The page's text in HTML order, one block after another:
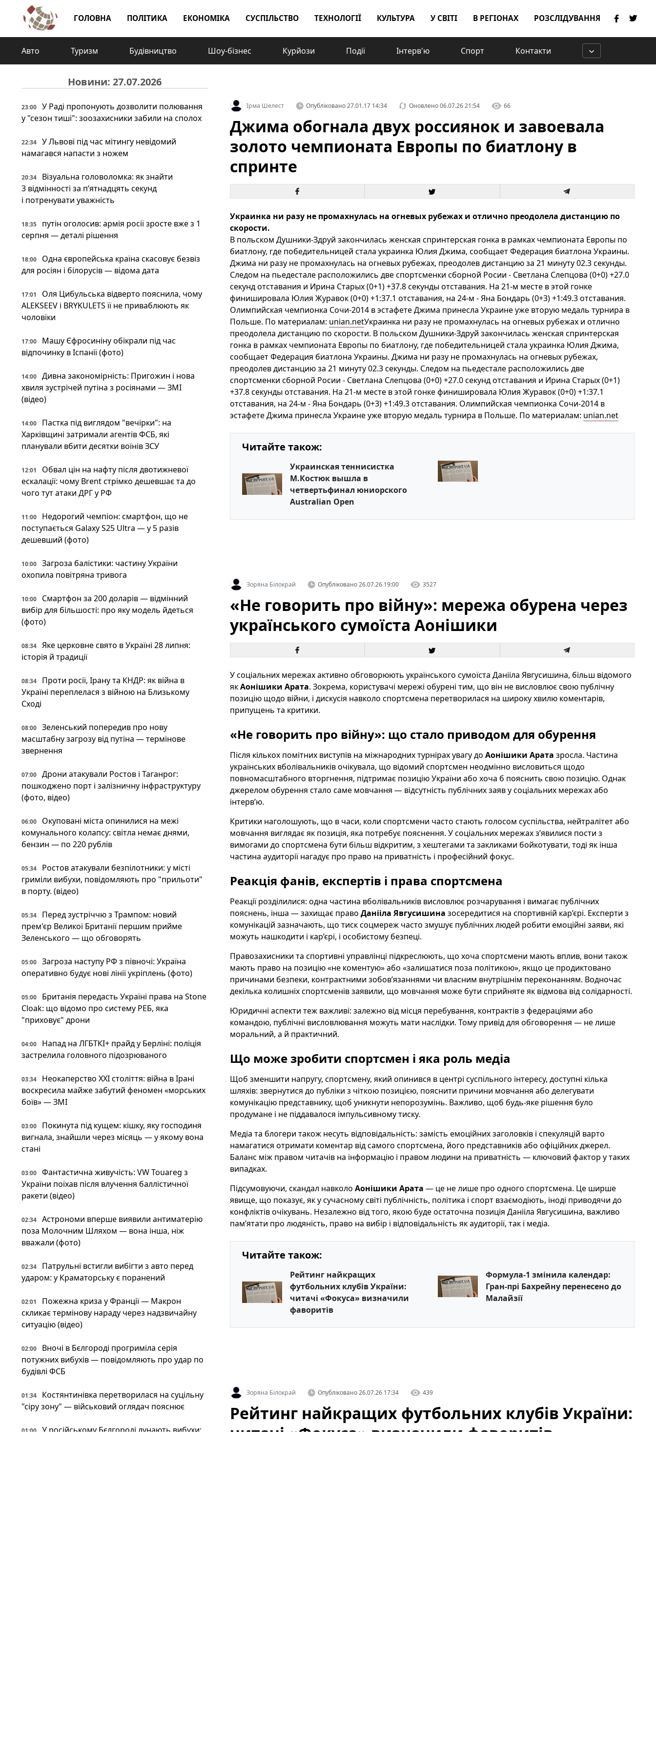
ГОЛОВНА ПОЛІТИКА ЕКОНОМІКА СУСПІЛЬСТВО ТЕХНОЛОГІЇ КУЛЬТУРА У СВІТІ В РЕГІОНАХ РОЗСЛІДУВАННЯ
Авто Туризм Будівництво Шоу-бізнес Курйози Події Інтерв'ю Спорт Контакти
Новини: 27.07.2026
23:00
У Раді пропонують дозволити полювання
у "сезон тиші": зоозахисники забили на сполох
22:34
У Львові під час мітингу невідомий
намагався напасти з ножем
20:34
Візуальна головоломка: як знайти
3 відмінності за п’ятнадцять секунд
і потренувати уважність
18:35
путін оголосив: армія росії зросте вже з 1
серпня — деталі рішення
18:00
Одна європейська країна скасовує безвіз
для росіян і білорусів — відома дата
17:01
Оля Цибульська відверто пояснила, чому
ALEKSEEV і BRYKULETS її не приваблюють як
чоловіки
17:00
Машу Єфросиніну обікрали під час
відпочинку в Іспанії (фото)
14:00
Дивна закономірність: Пригожин і нова
хвиля зустрічей путіна з росіянами — ЗМІ
(відео)
14:00
Пастка під виглядом "вечірки": на
Харківщині затримали агентів ФСБ, які
планували вбити десятки воїнів ЗСУ
12:01
Обвал цін на нафту після двотижневої
ескалації: чому Brent стрімко дешевшає та до
чого тут атаки ДРГ у РФ
11:00
Недорогий чемпіон: смартфон, що не
поступається Galaxy S25 Ultra — у 5 разів
дешевший (фото)
10:00
Загроза балістики: частину України
охопила повітряна тривога
10:00
Смартфон за 200 доларів — відмінний
вибір для більшості: про яку модель йдеться
(фото)
08:34
Яке церковне свято в Україні 28 липня:
історія й традиції
08:34
Проти росії, Ірану та КНДР: як війна в
Україні переплелася з війною на Близькому
Сході
08:00
Зеленський попередив про нову
масштабну загрозу від путіна — термінове
звернення
07:00
Дрони атакували Ростов і Таганрог:
пошкоджено порт і залізничну інфраструктуру
(фото, відео)
06:00
Окуповані міста опинилися на межі
комунального колапсу: світла немає днями,
бензин — по 220 рублів
05:34
Ростов атакували безпілотники: у місті
гриміли вибухи, повідомляють про "прильоти"
в порту. (відео)
05:34
Перед зустріччю з Трампом: новий
прем'єр Великої Британії першим прийме
Зеленського — що обговорять
05:00
Загроза наступу РФ з півночі: Україна
оперативно будує нові лінії укріплень (фото)
05:00
Британія передасть Україні права на Stone
Cloak: що відомо про систему РЕБ, яка
"приховує" дрони
04:00
Напад на ЛГБТКІ+ прайд у Берліні: поліція
застрелила головного підозрюваного
03:34
Неокаперство XXI століття: війна в Ірані
воскресила майже забутий феномен «морських
боїв» — ЗМІ
03:00
Покинута під кущем: кішку, яку господиня
вигнала, знайшли через місяць — у якому вона
стані
03:00
Фантастична живучість: VW Touareg з
України поїхав після влучення баллістичної
ракети (відео)
02:34
Астрономи вперше виявили антиматерію
поза Молочним Шляхом — вона інша, ніж
вважали (фото)
02:34
Патрульні встигли вибігти з авто перед
ударом: у Краматорську є поранений
02:01
Пожежна криза у Франції — Макрон
скликає термінову нараду через надзвичайну
ситуацію (відео)
02:00
Вночі в Бєлгороді прогриміла серія
потужних вибухів — повідомляють про удар по
будівлі ФСБ
01:34
Костянтинівка перетворилася на суцільну
"сіру зону" — військовий оглядач пояснює
01:00
У російському Бєлгороді лунають вибухи:
Ірма Шелест Опубліковано27.01.17 14:34 Оновлено06.07.26 21:54 66
Джима обогнала двух россиянок и завоевала
золото чемпионата Европы по биатлону в
спринте
Украинка ни разу не промахнулась на огневых рубежах и отлично преодолела дистанцию по
скорости.
В польском Душники-Здруй закончилась женская спринтерская гонка в рамках чемпионата Европы по
биатлону, где победительницей стала украинка Юлия Джима, сообщает Федерация биатлона Украины.
Джима ни разу не промахнулась на огневых рубежах, преодолев дистанцию за 21 минуту 02.3 секунды.
Следом на пьедестале расположились две спортсменки сборной Росии - Светлана Слепцова (0+0) +27.0
секунд отставания и Ирина Старых (0+1) +37.8 секунды отставания. На 21-м месте в этой гонке
финишировала Юлия Журавок (0+0) +1:37.1 отставания, на 24-м - Яна Бондарь (0+3) +1:49.3 отставания.
Олимпийская чемпионка Сочи-2014 в эстафете Джима принесла Украине уже вторую медаль турнира в
Польше. По материалам: unian.netУкраинка ни разу не промахнулась на огневых рубежах и отлично
преодолела дистанцию по скорости. В польском Душники-Здруй закончилась женская спринтерская
гонка в рамках чемпионата Европы по биатлону, где победительницей стала украинка Юлия Джима,
сообщает Федерация биатлона Украины. Джима ни разу не промахнулась на огневых рубежах,
преодолев дистанцию за 21 минуту 02.3 секунды. Следом на пьедестале расположились две
спортсменки сборной Росии - Светлана Слепцова (0+0) +27.0 секунд отставания и Ирина Старых (0+1)
+37.8 секунды отставания. На 21-м месте в этой гонке финишировала Юлия Журавок (0+0) +1:37.1
отставания, на 24-м - Яна Бондарь (0+3) +1:49.3 отставания. Олимпийская чемпионка Сочи-2014 в
эстафете Джима принесла Украине уже вторую медаль турнира в Польше. По материалам: unian.net
Читайте також:
Украинская теннисистка
М.Костюк вышла в
четвертьфинал юниорского
Australian Open
Зоряна Білокрай Опубліковано26.07.26 19:00 3527
«Не говорить про війну»: мережа обурена через
українського сумоїста Аонішики
У соціальних мережах активно обговорюють українського сумоїста Данііла Явгусишина, більш відомого
якАонішики Арата. Зокрема, користувачі мережі обурені тим, що він не висловлює свою публічну
позицію щодо війни, і дискусія навколо спортсмена перетворилася на широку хвилю коментарів,
припущень та критики.
«Не говорить про війну»: що стало приводом для обурення
Після кількох помітних виступів на міжнародних турнірах увагу до Аонішики Арата зросла. Частина
українських вболівальників очікувала, що відомий спортсмен неодмінно висловиться щодо
повномасштабного вторгнення, підтримає позицію України або хоча б пояснить свою позицію. Однак
джерелом обурення стало саме мовчання — відсутність публічних заяв у соціальних мережах або
інтерв’ю.
Критики наголошують, що в часи, коли спортсмени часто стають голосом суспільства, нейтралітет або
мовчання виглядає як позиція, яка потребує пояснення. У соціальних мережах з’явилися пости з
вимогами до спортсмена бути більш відкритим, з хештегами та закликами бойкотувати, тоді як інша
частина аудиторії нагадує про право на приватність і професійний фокус.
Реакція фанів, експертів і права спортсмена
Реакції розділилися: одна частина вболівальників висловлює розчарування і вимагає публічних
пояснень, інша — захищає право Данііла Явгусишина зосередитися на спортивній кар’єрі. Експерти з
комунікацій зазначають, що тиск соцмереж часто змушує публічних людей робити емоційні заяви, які
можуть нашкодити і кар’єрі, і особистому безпеці.
Правозахисники та спортивні управлінці підкреслюють, що хоча спортсмени мають вплив, вони також
мають право на позицію «не коментую» або «залишатися поза політикою», якщо це продиктовано
причинами безпеки, контрактними зобов’язаннями чи власним внутрішнім переконанням. Водночас
декілька колишніх спортсменів заявили, що мовчання може бути сприйняте як відмова від солідарності.
Юридичні аспекти теж важливі: залежно від місця перебування, контрактів з федераціями або
командою, публічні висловлювання можуть мати наслідки. Тому привід для обговорення — не лише
моральний, а й практичний.
Що може зробити спортсмен і яка роль медіа
Щоб зменшити напругу, спортсмену, який опинився в центрі суспільного інтересу, доступні кілька
шляхів: звернутися до публіки з чіткою позицією, пояснити причини мовчання або делегувати
комунікацію представнику, щоб уникнути непорозумінь. Важливо, щоб будь-яке рішення було
продумане і не піддавалося імпульсивному тиску.
Медіа та блогери також несуть відповідальність: замість емоційних заголовків і спекуляцій варто
намагатися отримати коментар від самого спортсмена, його представників або офіційних джерел.
Баланс між правом читачів на інформацію і правом людини на приватність — ключовий фактор у таких
випадках.
Підсумовуючи, скандал навколо Аонішики Арата — це не лише про одного спортсмена. Це ширше
явище, що показує, як у сучасному світі публічність, політика і спорт взаємодіють, іноді приводячи до
конфліктів очікувань. Незалежно від того, якою буде остаточна позиція Данііла Явгусишина, важливо
пам’ятати про людяність, право на вибір і відповідальність як аудиторії, так і медіа.
Читайте також:
Рейтинг найкращих
футбольних клубів України:
читачі «Фокуса» визначили
фаворитів
Формула-1 змінила календар:
Гран-прі Бахрейну перенесено до
Малайзії
Зоряна Білокрай Опубліковано26.07.26 17:34 439
Рейтинг найкращих футбольних клубів України:
читачі «Фокуса» визначили фаворитів